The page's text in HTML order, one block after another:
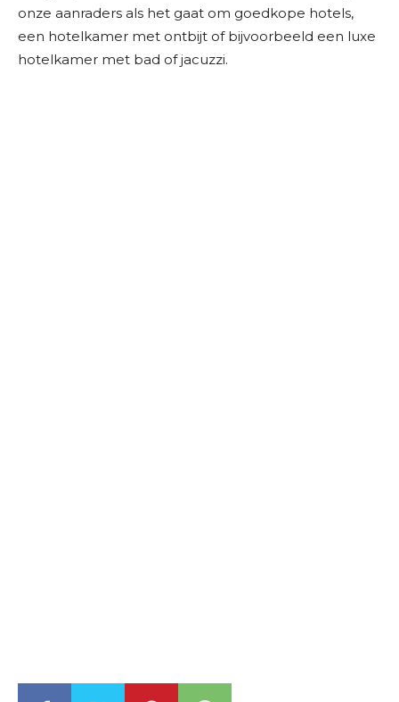
onze aanraders als het gaat om goedkope hotels,
een hotelkamer met ontbijt of bijvoorbeeld een luxe
hotelkamer met bad of jacuzzi.